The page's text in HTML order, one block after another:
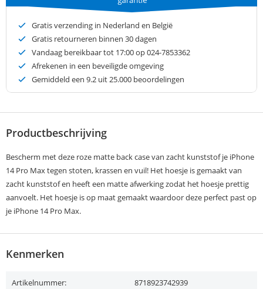
Gratis verzending in Nederland en België
Gratis retourneren binnen 30 dagen
Vandaag bereikbaar tot 17:00 op 024-7853362
Afrekenen in een beveiligde omgeving
Gemiddeld een 9.2 uit 25.000 beoordelingen
Productbeschrijving
Bescherm met deze roze matte back case van zacht kunststof je iPhone
14 Pro Max tegen stoten, krassen en vuil! Het hoesje is gemaakt van
zacht kunststof en heeft een matte afwerking zodat het hoesje prettig
aanvoelt. Het hoesje is op maat gemaakt waardoor deze perfect past op
je iPhone 14 Pro Max.
Kenmerken
Artikelnummer: 8718923742939